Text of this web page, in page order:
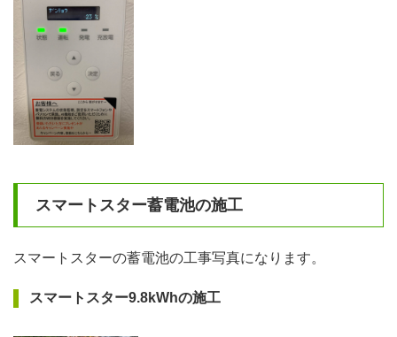
スマートスター蓄電池の施工
スマートスターの蓄電池の工事写真になります。
スマートスター9.8kWhの施工